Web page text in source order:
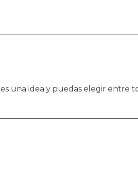
una idea y puedas elegir entre